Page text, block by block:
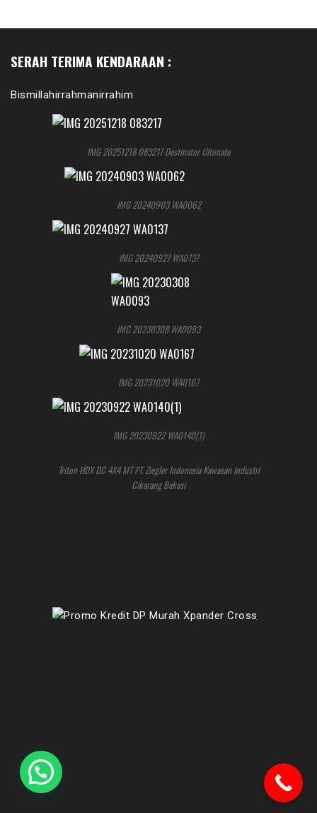
SERAH TERIMA KENDARAAN :
Bismillahirrahmanirrahim
IMG 20251218 083217 Destinator Ultimate
IMG 20240903 WA0062
IMG 20240927 WA0137
IMG 20230308 WA0093
IMG 20231020 WA0167
IMG 20230922 WA0140(1)
Triton HDX DC 4X4 MT PT. Ziegler Indonesia Kawasan Industri
Cikarang Bekasi